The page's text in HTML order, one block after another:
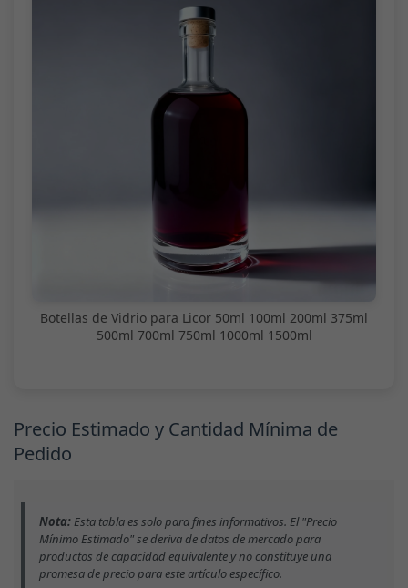
Botellas de Vidrio para Licor 50ml 100ml 200ml 375ml
500ml 700ml 750ml 1000ml 1500ml
Precio Estimado y Cantidad Mínima de
Pedido
Nota:Esta tabla es solo para fines informativos. El "Precio
Mínimo Estimado" se deriva de datos de mercado para
productos de capacidad equivalente y no constituye una
promesa de precio para este artículo específico.